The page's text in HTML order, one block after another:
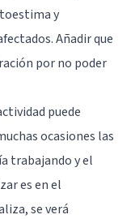
y
Añadir que
por no poder
puede
ocasiones las
trabajando y el
es en el
se verá